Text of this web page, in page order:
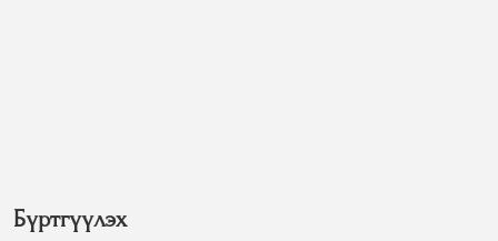
Бүртгүүлэх